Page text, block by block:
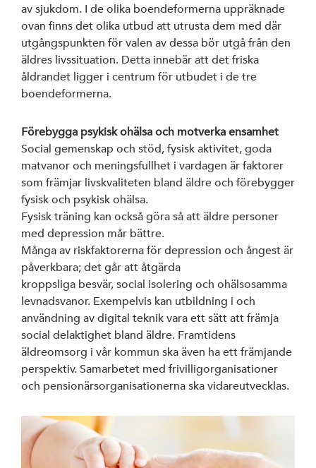
av sjukdom. I de olika boendeformerna uppräknade
ovan finns det olika utbud att utrusta dem med där
utgångspunkten för valen av dessa bör utgå från den
äldres livssituation. Detta innebär att det friska
åldrandet ligger i centrum för utbudet i de tre
boendeformerna.
Förebygga psykisk ohälsa och motverka ensamhet
Social gemenskap och stöd, fysisk aktivitet, goda
matvanor och meningsfullhet i vardagen är faktorer
som främjar livskvaliteten bland äldre och förebygger
fysisk och psykisk ohälsa.
Fysisk träning kan också göra så att äldre personer
med depression mår bättre.
Många av riskfaktorerna för depression och ångest är
påverkbara; det går att åtgärda
kroppsliga besvär, social isolering och ohälsosamma
levnadsvanor. Exempelvis kan utbildning i och
användning av digital teknik vara ett sätt att främja
social delaktighet bland äldre. Framtidens
äldreomsorg i vår kommun ska även ha ett främjande
perspektiv. Samarbetet med frivilligorganisationer
och pensionärsorganisationerna ska vidareutvecklas.